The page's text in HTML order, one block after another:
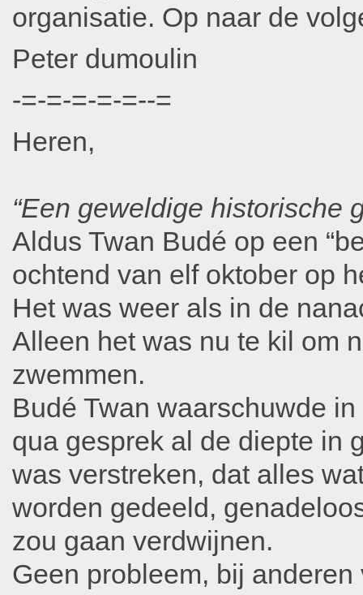
organisatie. Op naar de
Peter dumoulin
-=-=-=-=-=--=
Heren,
“Een geweldige historische
Aldus Twan Budé op een
ochtend van elf oktober op
Het was weer als in de
Alleen het was nu te kil om
zwemmen.
Budé Twan waarschuwde
qua gesprek al de diepte in
was verstreken, dat alles
worden gedeeld,
zou gaan verdwijnen.
Geen probleem, bij